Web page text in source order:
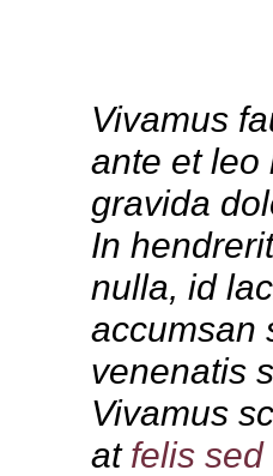
Vivamus
ante et leo
gravida
In
nulla, id
accumsan
venenatis
Vivamus
at felis sed